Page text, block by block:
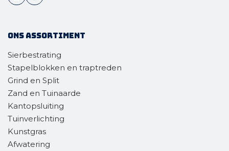
Ons assortiment
Sierbestrating
Stapelblokken en traptreden
Grind en Split
Zand en Tuinaarde
Kantopsluiting
Tuinverlichting
Kunstgras
Afwatering